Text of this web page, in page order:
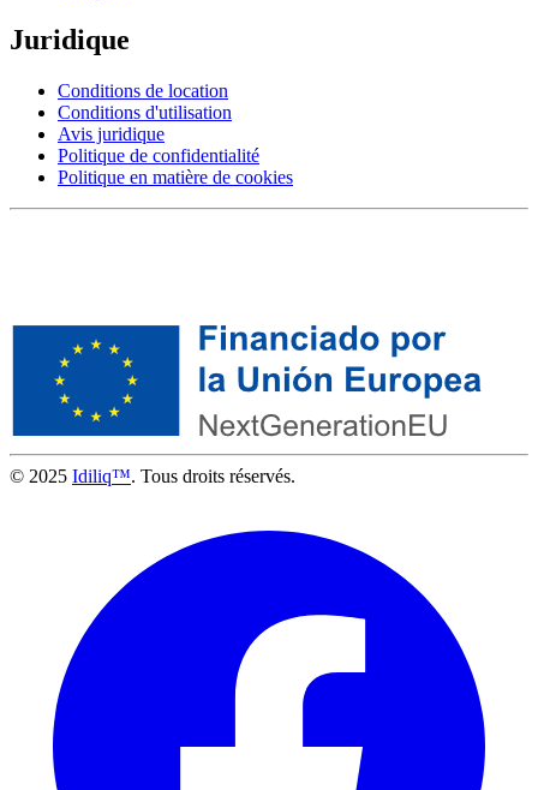
Juridique
Conditions de location
Conditions d'utilisation
Avis juridique
Politique de confidentialité
Politique en matière de cookies
© 2025 Idiliq™. Tous droits réservés.